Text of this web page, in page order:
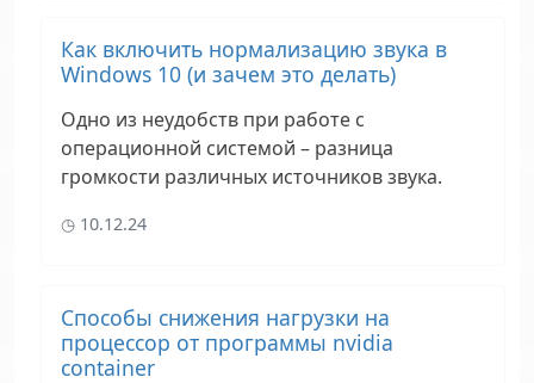
Как включить нормализацию звука в
Windows 10 (и зачем это делать)
Одно из неудобств при работе с
операционной системой – разница
громкости различных источников звука.
10.12.24
Способы снижения нагрузки на
процессор от программы nvidia
container